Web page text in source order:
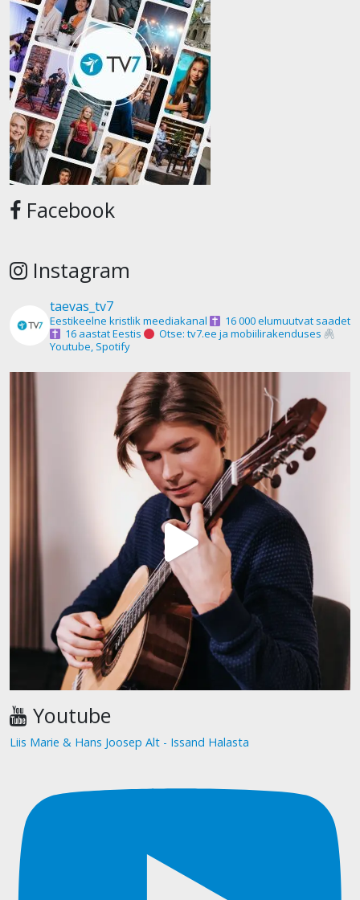
Facebook
Instagram
taevas_tv7
Eestikeelne kristlik meediakanal
16 000 elumuutvat saadet
16 aastat Eestis
Otse: tv7.ee ja mobiilirakenduses
Youtube, Spotify
Youtube
Liis Marie & Hans Joosep Alt - Issand Halasta